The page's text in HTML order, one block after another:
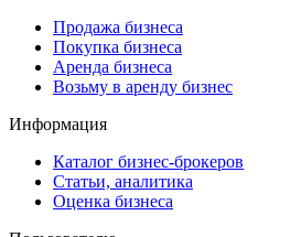
Продажа бизнеса
Покупка бизнеса
Аренда бизнеса
Возьму в аренду бизнес
Информация
Каталог бизнес-брокеров
Статьи, аналитика
Оценка бизнеса